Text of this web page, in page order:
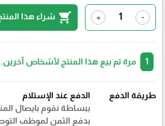
-
+
shopping_cart شراء هذا
مرة تم بيع هذا المنتج لأشخاص آخرين.
طريقة الدفع
الدفع عند الإستلام
ببساطة نقوم بايصال
بدفع الثمن لموظف